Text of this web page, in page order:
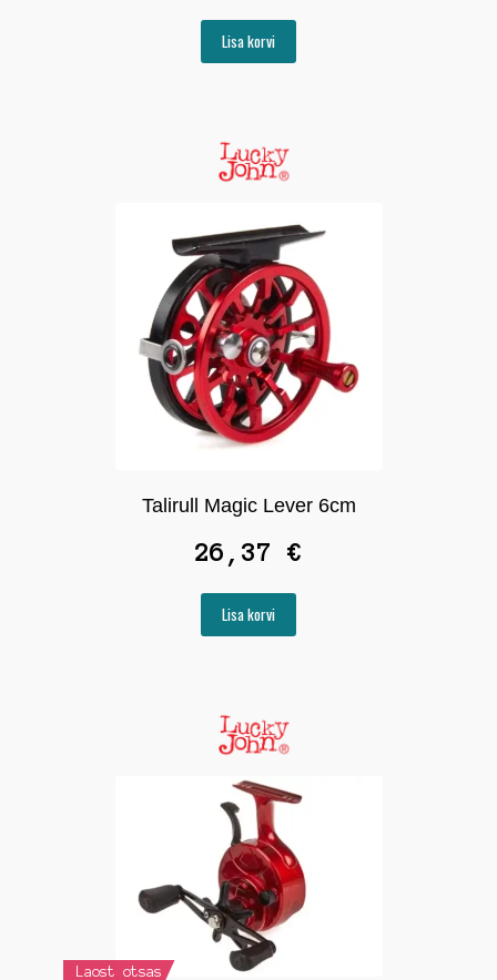
Lisa korvi
Talirull Magic Lever 6cm
26,37 €
Lisa korvi
Laost otsas